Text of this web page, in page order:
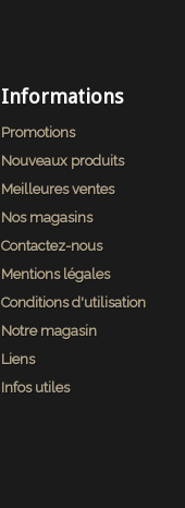
Informations
Promotions
Nouveaux produits
Meilleures ventes
Nos magasins
Contactez-nous
Mentions légales
Conditions d'utilisation
Notre magasin
Liens
Infos utiles